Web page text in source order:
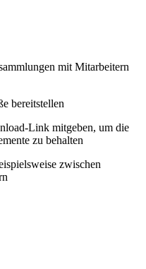
mit Mitarbeitern
bereitstellen
Link mitgeben, um die
zu behalten
zwischen